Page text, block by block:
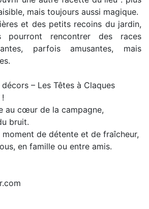
mais toujours aussi magique.
et des petits recoins du jardin,
pourront rencontrer des races
parfois amusantes, mais
– Les Têtes à Claques
au cœur de la campagne,
bruit.
de détente et de fraîcheur,
en famille ou entre amis.